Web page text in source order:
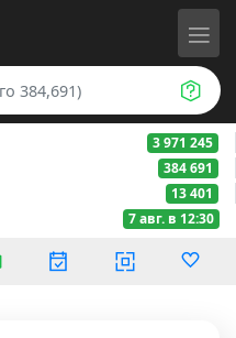
3 971 245
384 691
13 401
7 авг. в 12:30